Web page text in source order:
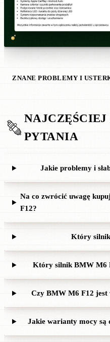
ZNANE PROBLEMY I
PYTANIA
Jakie problemy i
Na co zwrócić uwagę
F12?
Który
Który silnik BMW M6
Czy BMW M6 F12
Jakie warianty mocy są